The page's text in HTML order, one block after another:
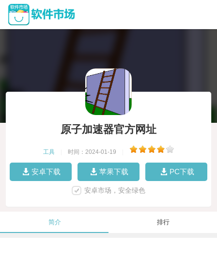
原子加速器官方网址
工具 时间：2024-01-19
安卓下载 苹果下载 PC下载
安卓市场，安全绿色
简介 排行